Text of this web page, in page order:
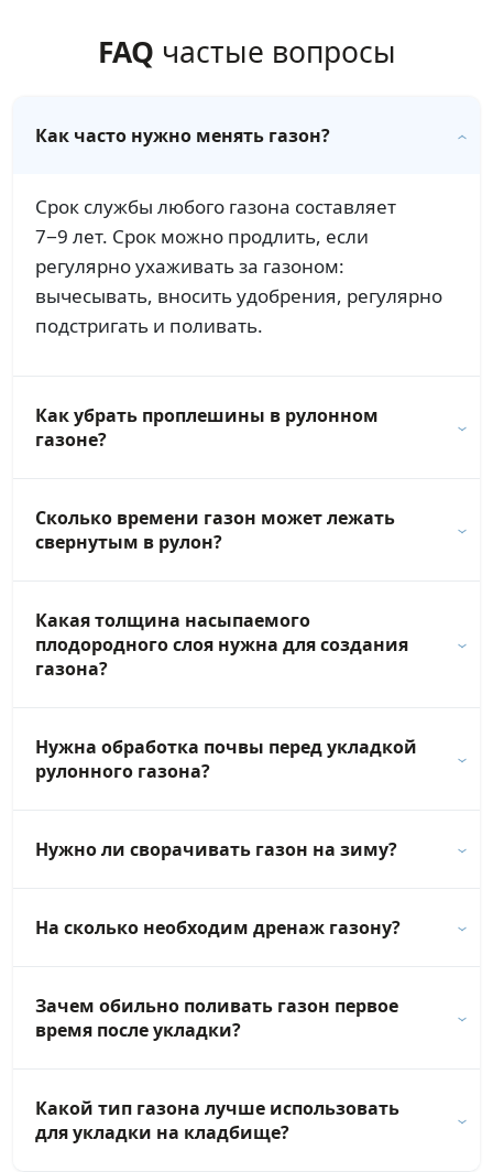
FAQ частые вопросы
Как часто нужно менять газон?
Срок службы любого газона составляет
7−9 лет. Срок можно продлить, если
регулярно ухаживать за газоном:
вычесывать, вносить удобрения, регулярно
подстригать и поливать.
Как убрать проплешины в рулонном
газоне?
Сколько времени газон может лежать
свернутым в рулон?
Какая толщина насыпаемого
плодородного слоя нужна для создания
газона?
Нужна обработка почвы перед укладкой
рулонного газона?
Нужно ли сворачивать газон на зиму?
На сколько необходим дренаж газону?
Зачем обильно поливать газон первое
время после укладки?
Какой тип газона лучше использовать
для укладки на кладбище?